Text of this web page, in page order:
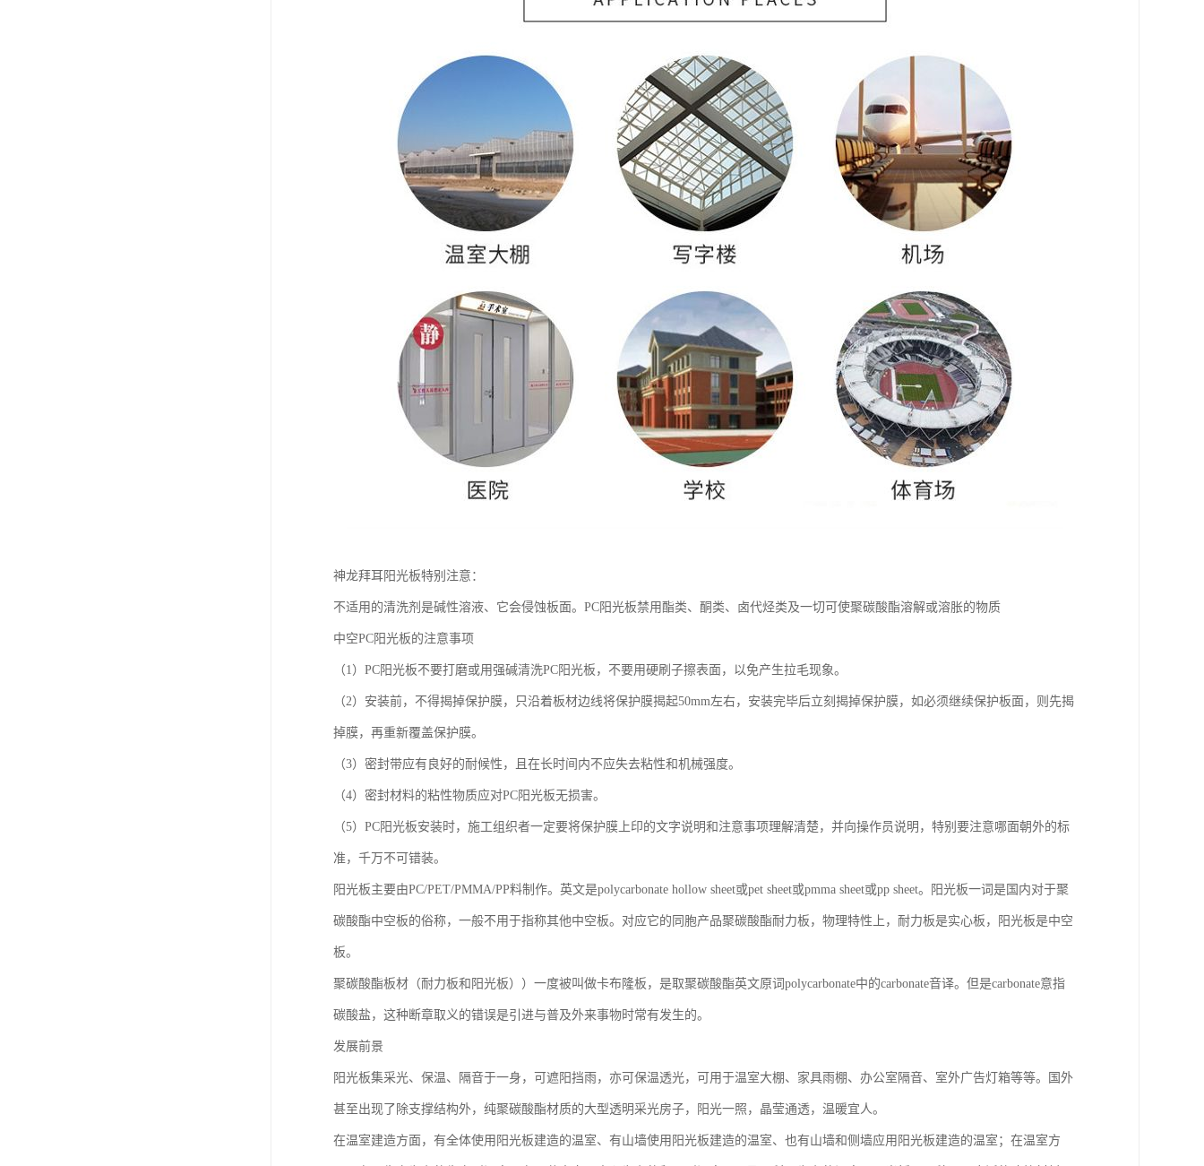
神龙拜耳阳光板特别注意：
不适用的清洗剂是碱性溶液、它会侵蚀板面。PC阳光板禁用酯类、酮类、卤代烃类及一切可使聚碳酸酯溶解或溶胀的物质
中空PC阳光板的注意事项
（1）PC阳光板不要打磨或用强碱清洗PC阳光板，不要用硬刷子擦表面，以免产生拉毛现象。
（2）安装前，不得揭掉保护膜，只沿着板材边线将保护膜揭起50mm左右，安装完毕后立刻揭掉保护膜，如必须继续保护板面，则先揭
掉膜，再重新覆盖保护膜。
（3）密封带应有良好的耐候性，且在长时间内不应失去粘性和机械强度。
（4）密封材料的粘性物质应对PC阳光板无损害。
（5）PC阳光板安装时，施工组织者一定要将保护膜上印的文字说明和注意事项理解清楚，并向操作员说明，特别要注意哪面朝外的标
准，千万不可错装。
阳光板主要由PC/PET/PMMA/PP料制作。英文是polycarbonate hollow sheet或pet sheet或pmma sheet或pp sheet。阳光板一词是国内对于聚
碳酸酯中空板的俗称，一般不用于指称其他中空板。对应它的同胞产品聚碳酸酯耐力板，物理特性上，耐力板是实心板，阳光板是中空
板。
聚碳酸酯板材（耐力板和阳光板））一度被叫做卡布隆板，是取聚碳酸酯英文原词polycarbonate中的carbonate音译。但是carbonate意指
碳酸盐，这种断章取义的错误是引进与普及外来事物时常有发生的。
发展前景
阳光板集采光、保温、隔音于一身，可遮阳挡雨，亦可保温透光，可用于温室大棚、家具雨棚、办公室隔音、室外广告灯箱等等。国外
甚至出现了除支撑结构外，纯聚碳酸酯材质的大型透明采光房子，阳光一照，晶莹通透，温暖宜人。
在温室建造方面，有全体使用阳光板建造的温室、有山墙使用阳光板建造的温室、也有山墙和侧墙应用阳光板建造的温室；在温室方